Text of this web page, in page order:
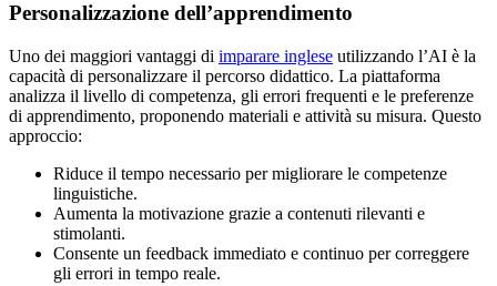
Personalizzazione dell’apprendimento
Uno dei maggiori vantaggi di imparare inglese utilizzando l’AI è la
capacità di personalizzare il percorso didattico. La piattaforma
analizza il livello di competenza, gli errori frequenti e le preferenze
di apprendimento, proponendo materiali e attività su misura. Questo
approccio:
Riduce il tempo necessario per migliorare le competenze
linguistiche.
Aumenta la motivazione grazie a contenuti rilevanti e
stimolanti.
Consente un feedback immediato e continuo per correggere
gli errori in tempo reale.